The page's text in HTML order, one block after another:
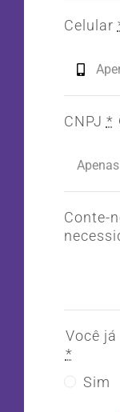
Celular
CNPJ *
Conte-
Você
*
Sim